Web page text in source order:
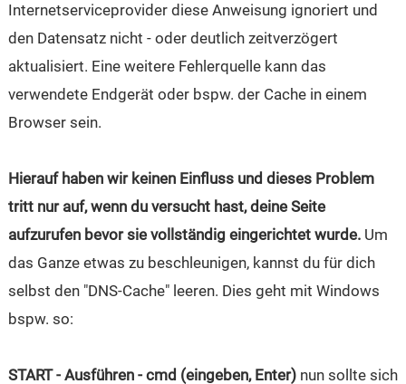
Internetserviceprovider diese Anweisung ignoriert und
den Datensatz nicht - oder deutlich zeitverzögert
aktualisiert. Eine weitere Fehlerquelle kann das
verwendete Endgerät oder bspw. der Cache in einem
Browser sein.
Hierauf haben wir keinen Einfluss und dieses Problem
tritt nur auf, wenn du versucht hast, deine Seite
aufzurufen bevor sie vollständig eingerichtet wurde. Um
das Ganze etwas zu beschleunigen, kannst du für dich
selbst den "DNS-Cache" leeren. Dies geht mit Windows
bspw. so:
START - Ausführen - cmd (eingeben, Enter) nun sollte sich